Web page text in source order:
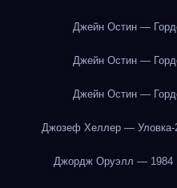
Джейн Остин —
Джейн Остин —
Джейн Остин —
Джозеф Хеллер — Уловка-
Джордж Оруэлл — 1984